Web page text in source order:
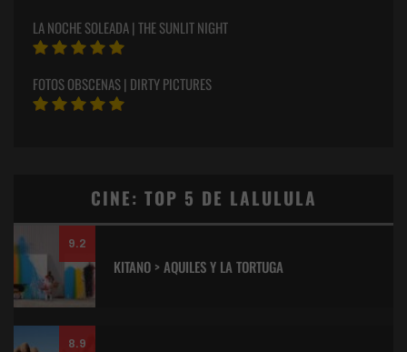
LA NOCHE SOLEADA | THE SUNLIT NIGHT
FOTOS OBSCENAS | DIRTY PICTURES
CINE: TOP 5 DE LALULULA
9.2
KITANO > AQUILES Y LA TORTUGA
8.9